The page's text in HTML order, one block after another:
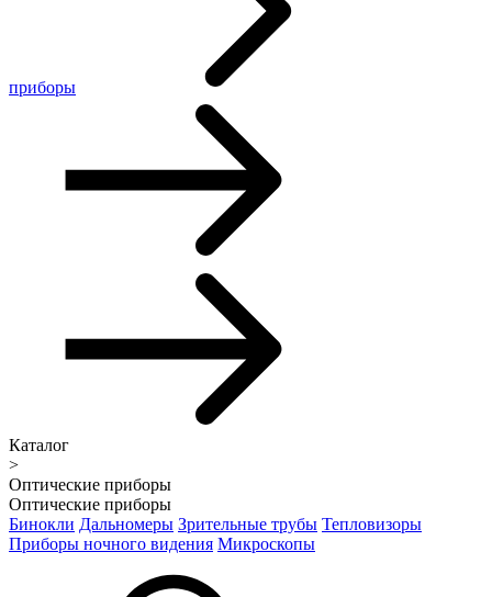
приборы
Каталог
>
Оптические приборы
Оптические приборы
Бинокли Дальномеры Зрительные трубы Тепловизоры
Приборы ночного видения Микроскопы